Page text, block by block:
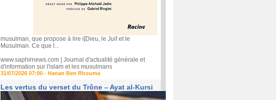
musulman, que propose à lire i[Dieu, le Juif et le
Musulman. Ce que l...
www.saphirnews.com | Journal d'actualité générale et
d'information sur l'islam et les musulmans
31/07/2026 07:00 - Hanan Ben Rhouma
Les vertus du verset du Trône – Ayat al-Kursi